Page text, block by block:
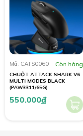
Mã: CATS0060 Còn hàng
CHUỘT ATTACK SHARK V6
MULTI MODES BLACK
(PAW3311/65G)
550.000đ